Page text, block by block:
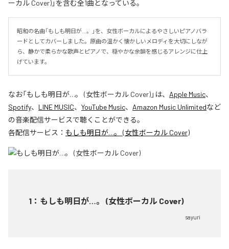
ーカル Cover)」を含む全1曲となっている。
昭和の名曲「もしも明日が…。」を、女性ボーカルによるやさしいピアノバラ
ードとしてカバーしました。原曲の温かく懐かしいメロディを大切にしなが
ら、静かで柔らかな歌声とピアノで、穏やかな余韻を感じるアレンジに仕上
げています。
なお「もしも明日が…。 (女性ボーカル Cover)」は、 Apple Music、
Spotify、 LINE MUSIC、 YouTube Music、 Amazon Music Unlimitedなど
の音楽配信サービスで聴くことができる。
各配信サービス： もしも明日が…。 (女性ボーカル Cover)
1 ： もしも明日が…。 (女性ボーカル Cover)
sayuri